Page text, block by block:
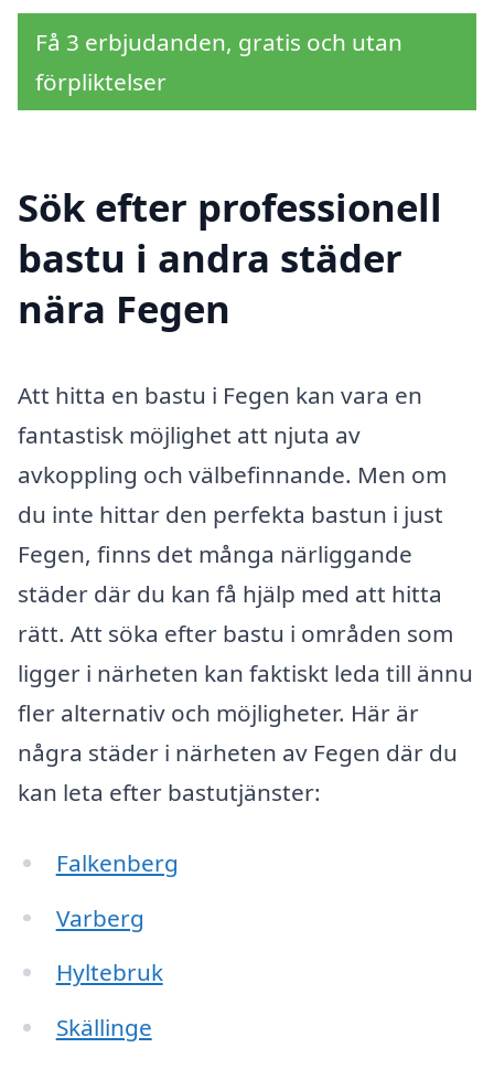
Få 3 erbjudanden, gratis och utan
förpliktelser
Sök efter professionell
bastu i andra städer
nära Fegen
Att hitta en bastu i Fegen kan vara en
fantastisk möjlighet att njuta av
avkoppling och välbefinnande. Men om
du inte hittar den perfekta bastun i just
Fegen, finns det många närliggande
städer där du kan få hjälp med att hitta
rätt. Att söka efter bastu i områden som
ligger i närheten kan faktiskt leda till ännu
fler alternativ och möjligheter. Här är
några städer i närheten av Fegen där du
kan leta efter bastutjänster:
Falkenberg
Varberg
Hyltebruk
Skällinge